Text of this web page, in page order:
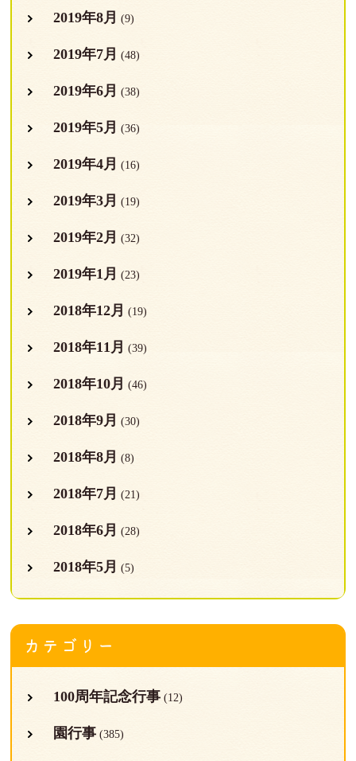
2019年8月 (9)
2019年7月 (48)
2019年6月 (38)
2019年5月 (36)
2019年4月 (16)
2019年3月 (19)
2019年2月 (32)
2019年1月 (23)
2018年12月 (19)
2018年11月 (39)
2018年10月 (46)
2018年9月 (30)
2018年8月 (8)
2018年7月 (21)
2018年6月 (28)
2018年5月 (5)
カテゴリー
100周年記念行事(12)
園行事(385)